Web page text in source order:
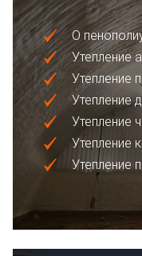
О
Утепление
Утепление
Утепление
Утепление
Утепление
Утепление